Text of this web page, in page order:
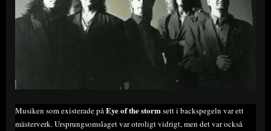
Musiken som existerade påEye of the stormsett i backspegeln var ett
mästerverk. Ursprungsomslaget var otroligt vidrigt, men det var också